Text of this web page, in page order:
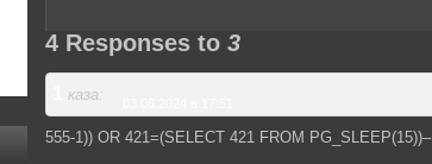
4 Responses to 3
каза:
555-1)) OR 421=(SELECT 421 FROM PG_SLEEP(15))–